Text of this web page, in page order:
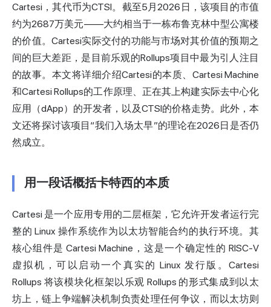
Cartesi，其代币为CTSI。截至5月2026日，该项目的市值
约为2687万美元——大约相当于一栋布鲁克林中型公寓楼
的价值。Cartesi实际交付的功能与市场对其价值的预期之
间的巨大差距，是目前乐观的Rollups项目中最为引人注目
的故事。本文将详细介绍Cartesi的本质、Cartesi Machine
和Cartesi Rollups的工作原理、正在其上构建实际去中心化
应用（dApp）的开发者，以及CTSI的价格走势。此外，本
文还将探讨该项目“我们入场太早”的理论在2026日是否仍
然成立。
用一段话概括卡特西的本质
Cartesi 是一个应用专用的二层框架，它允许开发者运行完
整的 Linux 操作系统作为以太坊智能合约的执行环境。其
核心组件是 Cartesi Machine，这是一个确定性的 RISC-V
虚拟机，可以启动一个真实的 Linux 发行版。Cartesi
Rollups 将该模块化框架以乐观 Rollups 的形式集成到以太
坊上，链上争端解决机制负责处理任何争议，而以太坊则